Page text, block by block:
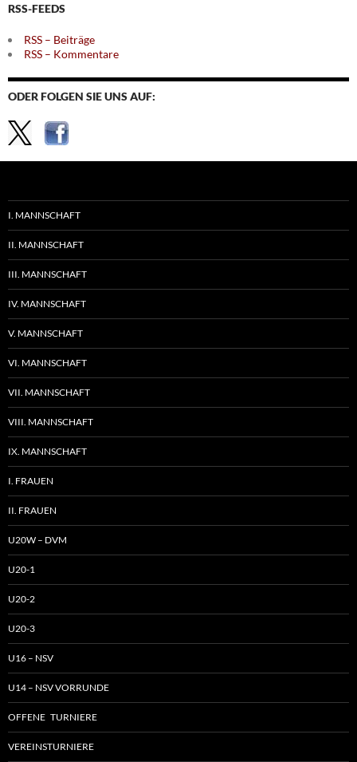
RSS-FEEDS
RSS – Beiträge
RSS – Kommentare
ODER FOLGEN SIE UNS AUF:
I. MANNSCHAFT
II. MANNSCHAFT
III. MANNSCHAFT
IV. MANNSCHAFT
V. MANNSCHAFT
VI. MANNSCHAFT
VII. MANNSCHAFT
VIII. MANNSCHAFT
IX. MANNSCHAFT
I. FRAUEN
II. FRAUEN
U20W – DVM
U20-1
U20-2
U20-3
U16 – NSV
U14 – NSV VORRUNDE
OFFENE TURNIERE
VEREINSTURNIERE